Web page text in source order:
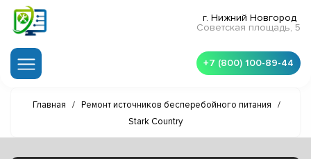
г. Нижний Новгород
Советская площадь, 5
+7 (800) 100-89-44
Главная / Ремонт источников бесперебойного питания
/
Stark Country